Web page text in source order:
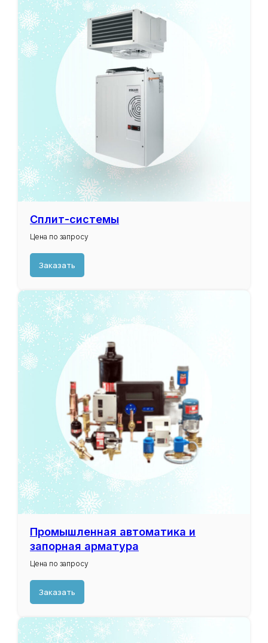
Сплит-системы
Цена по запросу
Заказать
Промышленная автоматика и
запорная арматура
Цена по запросу
Заказать
Наш ассортимент:
Фреоны
Бытовые кондиционеры
Полупромышленные кондиционеры
Мультисплит-системы
Холодильное оборудование
О компании
Политика конфиденциальности
Согласие с условиями обработки
персональных данных
г.Воронеж, ул.Остужева д.66А
Телефон:
+7 (473)333-50-66
© 2023-2026 ООО «СНАБГАРАНТ» -
промышленное холодильное оборудование
+7 (920)444-50-66